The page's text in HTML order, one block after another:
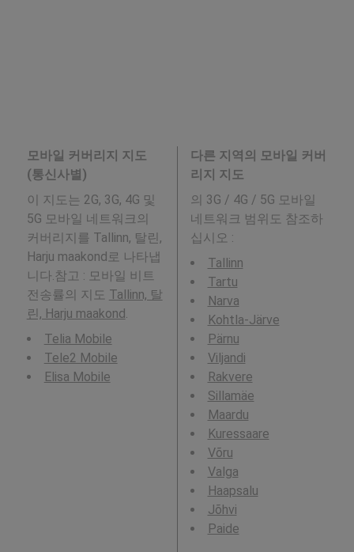
모바일 커버리지 지도
(통신사별)
이 지도는 2G, 3G, 4G 및
5G 모바일 네트워크의
커버리지를 Tallinn, 탈린,
Harju maakond로 나타냅
니다.참고 : 모바일 비트
전송률의 지도 Tallinn, 탈
린, Harju maakond
Telia Mobile
Tele2 Mobile
Elisa Mobile
다른 지역의 모바일 커버
리지 지도
의 3G / 4G / 5G 모바일
네트워크 범위도 참조하
십시오 :
Tallinn
Tartu
Narva
Kohtla-Järve
Pärnu
Viljandi
Rakvere
Sillamäe
Maardu
Kuressaare
Võru
Valga
Haapsalu
Jõhvi
Paide